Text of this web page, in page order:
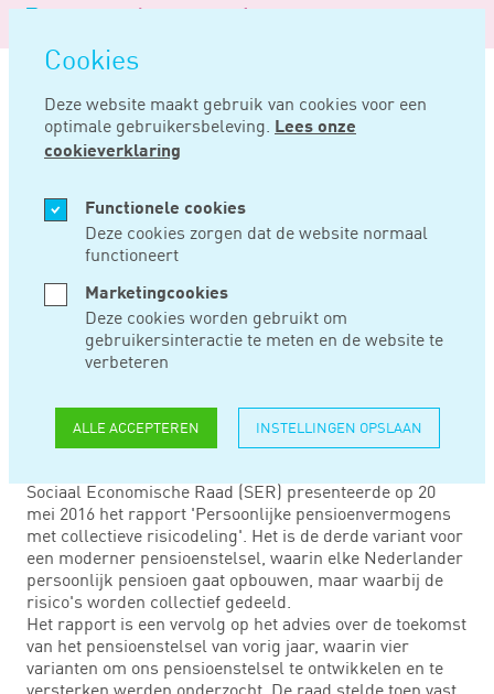
overslaan
Cookies
Deze website maakt gebruik van cookies voor een
optimale gebruikersbeleving. Lees onze
cookieverklaring
Functionele cookies
Deze cookies zorgen dat de website normaal
functioneert
Marketingcookies
Deze cookies worden gebruikt om
gebruikersinteractie te meten en de website te
verbeteren
ALLE ACCEPTEREN INSTELLINGEN OPSLAAN
Logo
Noord
Negentig
Home Nieuws Persoonlijker, eerlijker en transparanter
MEI 23, 2016
PERSOONLIJKER,
EERLIJKER EN
TRANSPARANTER
Het Nederlandse pensioenstelsel moet in de toekomst
Sociaal Economische Raad (SER) presenteerde op 20
mei 2016 het rapport 'Persoonlijke pensioenvermogens
met collectieve risicodeling'. Het is de derde variant voor
een moderner pensioenstelsel, waarin elke Nederlander
persoonlijk pensioen gaat opbouwen, maar waarbij de
risico's worden collectief gedeeld.
Het rapport is een vervolg op het advies over de toekomst
van het pensioenstelsel van vorig jaar, waarin vier
varianten om ons pensioenstelsel te ontwikkelen en te
versterken werden onderzocht. De raad stelde toen vast